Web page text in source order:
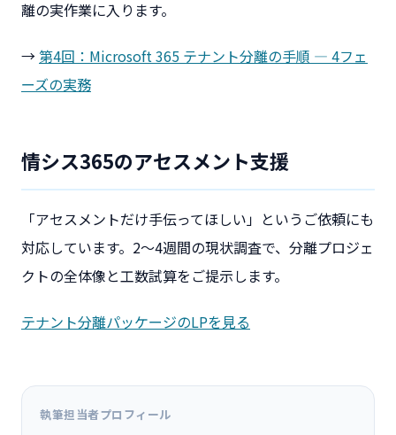
離の実作業に入ります。
→第4回：Microsoft 365 テナント分離の手順 ― 4フェ
ーズの実務
情シス365のアセスメント支援
「アセスメントだけ手伝ってほしい」というご依頼にも
対応しています。2〜4週間の現状調査で、分離プロジェ
クトの全体像と工数試算をご提示します。
テナント分離パッケージのLPを見る
執筆担当者プロフィール